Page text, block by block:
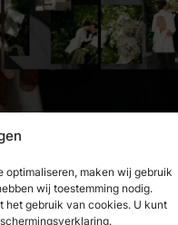
maken wij gebruik
wij toestemming nodig.
het gebruik van cookies. U kunt